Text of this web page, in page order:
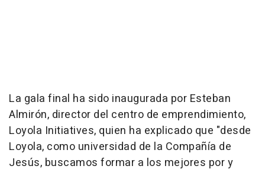
La gala final ha sido inaugurada por Esteban
Almirón, director del centro de emprendimiento,
Loyola Initiatives, quien ha explicado que "desde
Loyola, como universidad de la Compañía de
Jesús, buscamos formar a los mejores por y